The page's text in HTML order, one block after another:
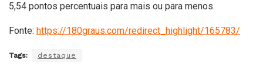
5,54 pontos percentuais para mais ou para menos.
Fonte: https://180graus.com/redirect_highlight/165783/
Tags: destaque